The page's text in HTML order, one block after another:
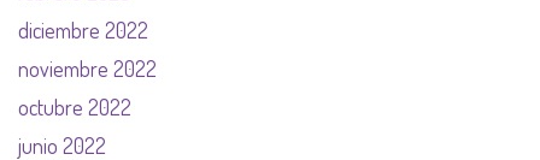
diciembre 2022
noviembre 2022
octubre 2022
junio 2022